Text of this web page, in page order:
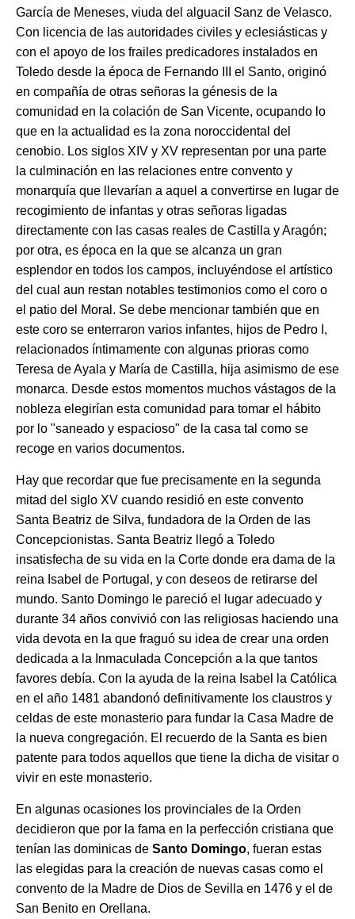
García de Meneses, viuda del alguacil Sanz de Velasco.
Con licencia de las autoridades civiles y eclesiásticas y
con el apoyo de los frailes predicadores instalados en
Toledo desde la época de Fernando III el Santo, originó
en compañía de otras señoras la génesis de la
comunidad en la colación de San Vicente, ocupando lo
que en la actualidad es la zona noroccidental del
cenobio. Los siglos XIV y XV representan por una parte
la culminación en las relaciones entre convento y
monarquía que llevarían a aquel a convertirse en lugar de
recogimiento de infantas y otras señoras ligadas
directamente con las casas reales de Castilla y Aragón;
por otra, es época en la que se alcanza un gran
esplendor en todos los campos, incluyéndose el artístico
del cual aun restan notables testimonios como el coro o
el patio del Moral. Se debe mencionar también que en
este coro se enterraron varios infantes, hijos de Pedro I,
relacionados íntimamente con algunas prioras como
Teresa de Ayala y María de Castilla, hija asimismo de ese
monarca. Desde estos momentos muchos vástagos de la
nobleza elegirían esta comunidad para tomar el hábito
por lo "saneado y espacioso" de la casa tal como se
recoge en varios documentos.
Hay que recordar que fue precisamente en la segunda
mitad del siglo XV cuando residió en este convento
Santa Beatriz de Silva, fundadora de la Orden de las
Concepcionistas. Santa Beatriz llegó a Toledo
insatisfecha de su vida en la Corte donde era dama de la
reina Isabel de Portugal, y con deseos de retirarse del
mundo. Santo Domingo le pareció el lugar adecuado y
durante 34 años convivió con las religiosas haciendo una
vida devota en la que fraguó su idea de crear una orden
dedicada a la Inmaculada Concepción a la que tantos
favores debía. Con la ayuda de la reina Isabel la Católica
en el año 1481 abandonó definitivamente los claustros y
celdas de este monasterio para fundar la Casa Madre de
la nueva congregación. El recuerdo de la Santa es bien
patente para todos aquellos que tiene la dicha de visitar o
vivir en este monasterio.
En algunas ocasiones los provinciales de la Orden
decidieron que por la fama en la perfección cristiana que
tenían las dominicas de Santo Domingo, fueran estas
las elegidas para la creación de nuevas casas como el
convento de la Madre de Dios de Sevilla en 1476 y el de
San Benito en Orellana.